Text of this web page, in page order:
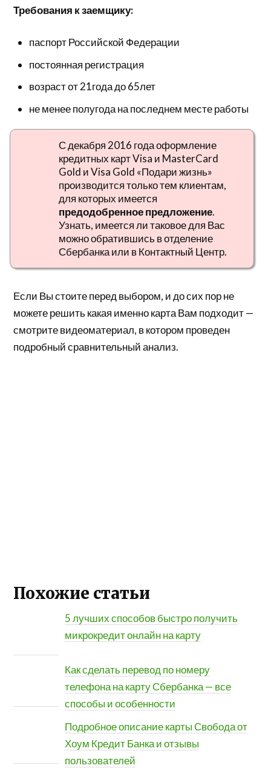
Требования к заемщику:
паспорт Российской Федерации
постоянная регистрация
возраст от 21года до 65лет
не менее полугода на последнем месте работы
С декабря 2016 года оформление
кредитных карт Visa и MasterCard
Gold и Visa Gold «Подари жизнь»
производится только тем клиентам,
для которых имеется
предодобренное предложение.
Узнать, имеется ли таковое для Вас
можно обратившись в отделение
Сбербанка или в Контактный Центр.
Если Вы стоите перед выбором, и до сих пор не
можете решить какая именно карта Вам подходит —
смотрите видеоматериал, в котором проведен
подробный сравнительный анализ.
Похожие статьи
5 лучших способов быстро получить
микрокредит онлайн на карту
Как сделать перевод по номеру
телефона на карту Сбербанка — все
способы и особенности
Подробное описание карты Свобода от
Хоум Кредит Банка и отзывы
пользователей